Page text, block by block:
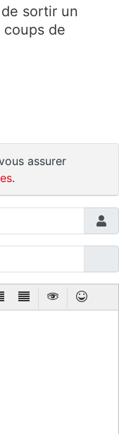
sortir un
de
assurer
.